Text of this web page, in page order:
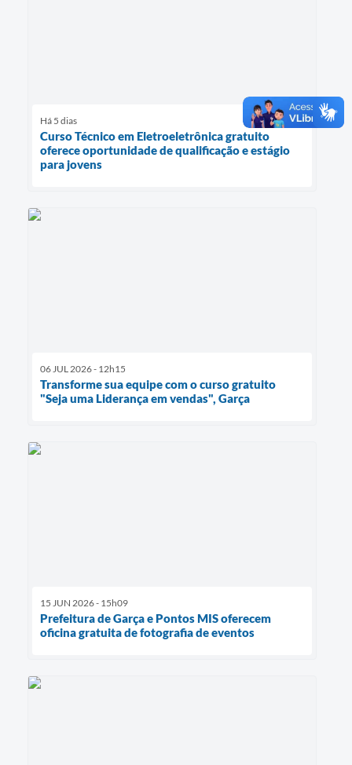
Há 5 dias
Curso Técnico em Eletroeletrônica gratuito
oferece oportunidade de qualificação e estágio
para jovens
06 JUL 2026 - 12h15
Transforme sua equipe com o curso gratuito
"Seja uma Liderança em vendas", Garça
15 JUN 2026 - 15h09
Prefeitura de Garça e Pontos MIS oferecem
oficina gratuita de fotografia de eventos